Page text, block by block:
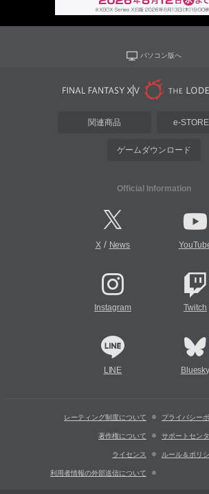
パソコン版へ
関連商品 e-
ゲームダウンロード
Official Information
X/ News
Instagram Twitch
LINE Bluesky
レーティング制度について プライバシー
著作権について サポートセン
ライセンス ルール＆ポリ
利用者情報の外部送信について